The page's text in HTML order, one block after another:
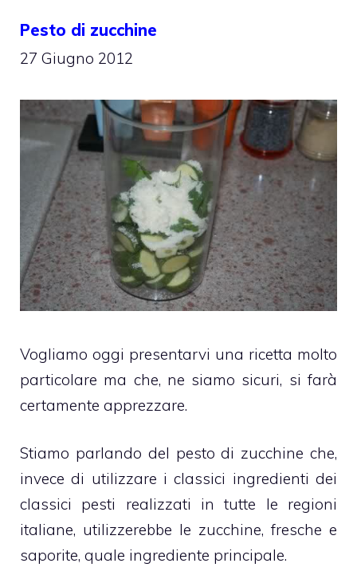
Pesto di zucchine
27 Giugno 2012
Vogliamo oggi presentarvi una ricetta molto
particolare ma che, ne siamo sicuri, si farà
certamente apprezzare.
Stiamo parlando del pesto di zucchine che,
invece di utilizzare i classici ingredienti dei
classici pesti realizzati in tutte le regioni
italiane, utilizzerebbe le zucchine, fresche e
saporite, quale ingrediente principale.